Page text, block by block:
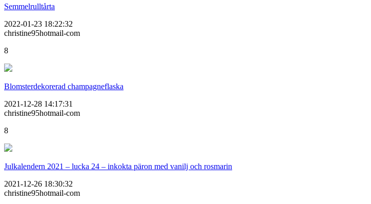
Semmelrulltårta
2022-01-23 18:22:32
christine95hotmail-com
8
Blomsterdekorerad champagneflaska
2021-12-28 14:17:31
christine95hotmail-com
8
Julkalendern 2021 – lucka 24 – inkokta päron med vanilj och rosmarin
2021-12-26 18:30:32
christine95hotmail-com